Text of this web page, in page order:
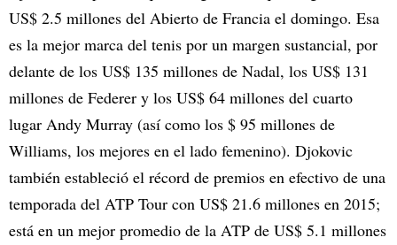
US$ 2.5 millones del Abierto de Francia el domingo. Esa
es la mejor marca del tenis por un margen sustancial, por
delante de los US$ 135 millones de Nadal, los US$ 131
millones de Federer y los US$ 64 millones del cuarto
lugar Andy Murray (así como los $ 95 millones de
Williams, los mejores en el lado femenino). Djokovic
también estableció el récord de premios en efectivo de una
temporada del ATP Tour con US$ 21.6 millones en 2015;
está en un mejor promedio de la ATP de US$ 5.1 millones